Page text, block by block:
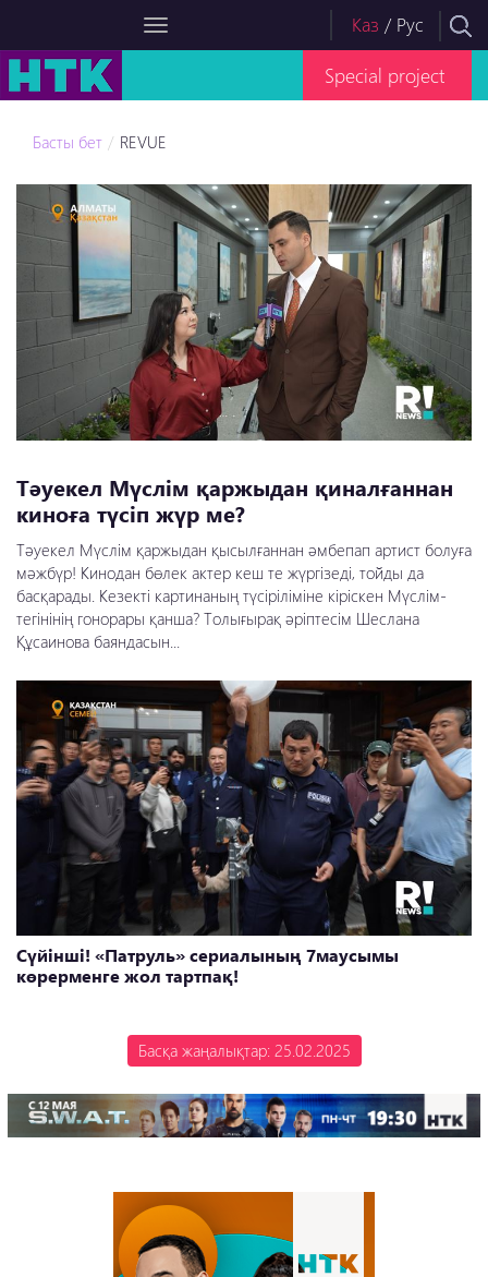
Каз / Рус
Special project
Басты бет REVUE
Тәуекел Мүслім қаржыдан қиналғаннан
киноға түсіп жүр ме?
Тәуекел Мүслім қаржыдан қысылғаннан әмбепап артист болуға
мәжбүр! Кинодан бөлек актер кеш те жүргізеді, тойды да
басқарады. Кезекті картинаның түсіріліміне кіріскен Мүслім-
тегінінің гонорары қанша? Толығырақ әріптесім Шеслана
Құсаинова баяндасын...
Сүйінші! «Патруль» сериалының 7маусымы
көрерменге жол тартпақ!
Басқа жаңалықтар: 25.02.2025